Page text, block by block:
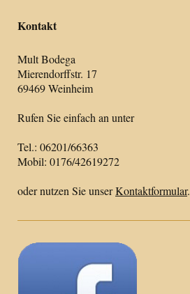
Kontakt
Mult Bodega
Mierendorffstr. 17
69469 Weinheim
Rufen Sie einfach an unter
Tel.: 06201/66363
Mobil: 0176/42619272
oder nutzen Sie unserKontaktformular.